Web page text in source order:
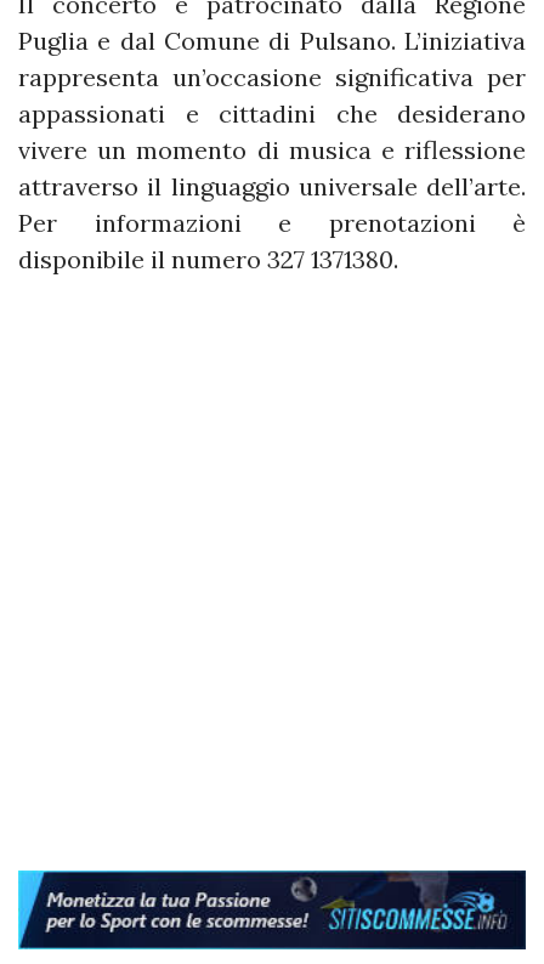
Puglia e dal Comune di Pulsano. L’iniziativa
rappresenta un’occasione significativa per
appassionati e cittadini che desiderano
vivere un momento di musica e riflessione
attraverso il linguaggio universale dell’arte.
Per informazioni e prenotazioni è
disponibile il numero 327 1371380.